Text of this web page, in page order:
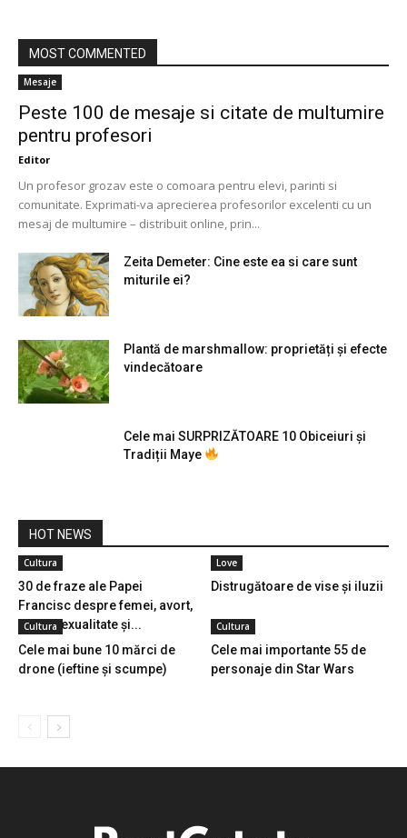
MOST COMMENTED
Mesaje
Peste 100 de mesaje si citate de multumire
pentru profesori
Editor
Un profesor grozav este o comoara pentru elevi, parinti si
comunitate. Exprimati-va aprecierea profesorilor excelenti cu un
mesaj de multumire – distribuit online, prin...
Zeita Demeter: Cine este ea si care sunt
miturile ei?
Plantă de marshmallow: proprietăți și efecte
vindecătoare
Cele mai SURPRIZĂTOARE 10 Obiceiuri și
Tradiții Maye
HOT NEWS
Cultura
30 de fraze ale Papei
Francisc despre femei, avort,
homosexualitate și...
Love
Distrugătoare de vise și iluzii
Cultura
Cele mai bune 10 mărci de
drone (ieftine și scumpe)
Cultura
Cele mai importante 55 de
personaje din Star Wars